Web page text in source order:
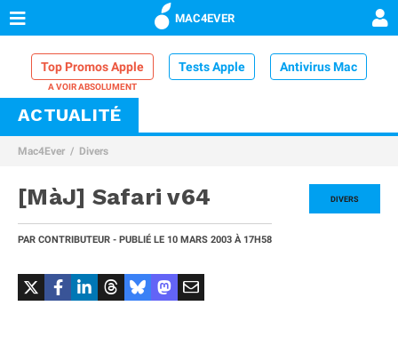
MAC4EVER
Top Promos Apple Tests Apple Antivirus Mac
VPN Mac
Comparatif iPhone
ACTUALITÉ
Mac4Ever Divers
DIVERS
[MàJ] Safari v64
PAR CONTRIBUTEUR - PUBLIÉ LE 10 MARS 2003 À 17H58